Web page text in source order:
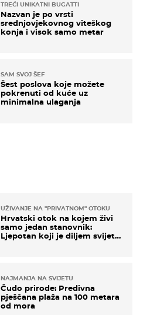
UŽIVANJE NA "PRIVATNOM" OTOKU
Hrvatski otok na kojem živi
samo jedan stanovnik:
Ljepotan koji je diljem svijeta
NAJMANJA NA SVIJETU
Čudo prirode: Predivna
pješčana plaža na 100 metara
od mora
TREĆI UNIKATNI BUGATTI
Nazvan je po vrsti
srednjovjekovnog viteškog
konja i visok samo metar
SAM SVOJ ŠEF
Šest poslova koje možete
pokrenuti od kuće uz
minimalna ulaganja